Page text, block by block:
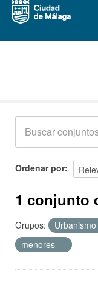
Acerca de
Ordenar por
1 conjunto
Grupos:
menores